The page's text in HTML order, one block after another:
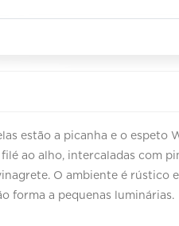
estão a picanha e o espeto
ao alho, intercaladas com
O ambiente é rústico
forma a pequenas luminárias.